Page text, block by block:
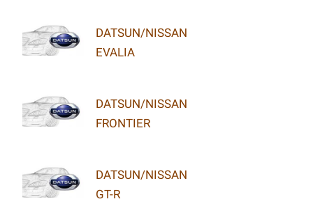
DATSUN/NISSAN
EVALIA
DATSUN/NISSAN
FRONTIER
DATSUN/NISSAN
GT-R